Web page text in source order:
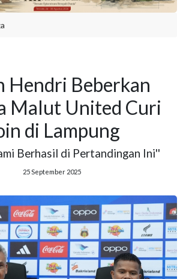
Hendri Beberkan
Malut United Curi
di Lampung
Berhasil di Pertandingan Ini''
25 September 2025